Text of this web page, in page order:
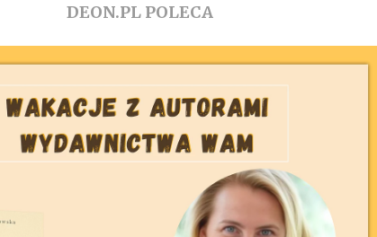
DEON.PL POLECA